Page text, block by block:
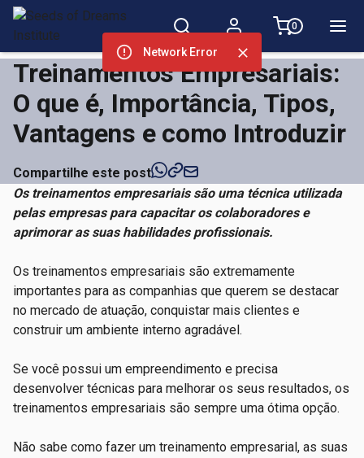
0
Treinamentos Empresariais:
O que é, Importância, Tipos,
Vantagens e como Introduzir
Compartilhe este post
Os treinamentos empresariais são uma técnica utilizada
pelas empresas para capacitar os colaboradores e
aprimorar as suas habilidades profissionais.
Os treinamentos empresariais são extremamente
importantes para as companhias que querem se destacar
no mercado de atuação, conquistar mais clientes e
construir um ambiente interno agradável.
Se você possui um empreendimento e precisa
desenvolver técnicas para melhorar os seus resultados, os
treinamentos empresariais são sempre uma ótima opção.
Não sabe como fazer um treinamento empresarial, as suas
Network Error